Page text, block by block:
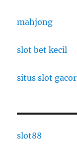
mahjong
slot bet kecil
situs slot gacor
slot88